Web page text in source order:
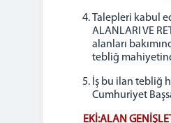
Talepleri kabul
ALANLARI VE
alanları
tebliğ
İş bu ilan tebliğ
Cumhuriyet
EKİ:ALAN